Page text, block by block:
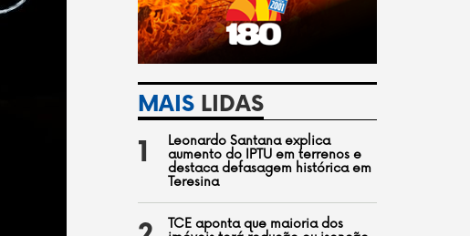
MAISLIDAS
1
Leonardo Santana explica
aumento do IPTU em terrenos e
destaca defasagem histórica em
Teresina
TCE aponta que maioria dos